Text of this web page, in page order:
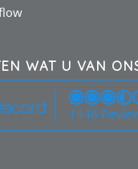
WAT U VAN
1446